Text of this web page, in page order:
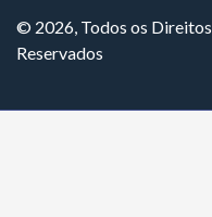
© 2026, Todos os Direitos
Reservados